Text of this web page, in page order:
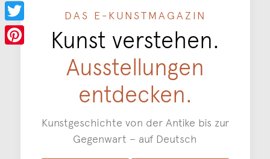
DAS E-KUNSTMAGAZIN
Kunst verstehen.
Ausstellungen
entdecken.
Kunstgeschichte von der Antike bis zur
Gegenwart – auf Deutsch
Facebook
Twitter